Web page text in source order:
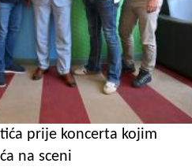
prije koncerta kojim
na sceni